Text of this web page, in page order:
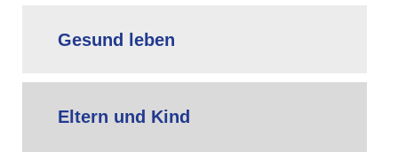
Gesund leben
Eltern und Kind